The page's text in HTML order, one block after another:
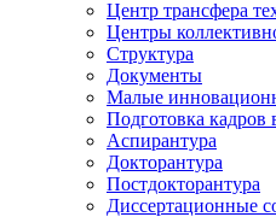
Центр трансфера
Центры
Структура
Документы
Малые
Подготовка
Аспирантура
Докторантура
Постдокторантура
Диссертационные